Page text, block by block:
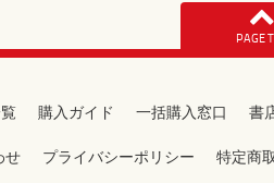
PAGE
購入ガイド 一括購入窓口 書
せ プライバシーポリシー 特定商